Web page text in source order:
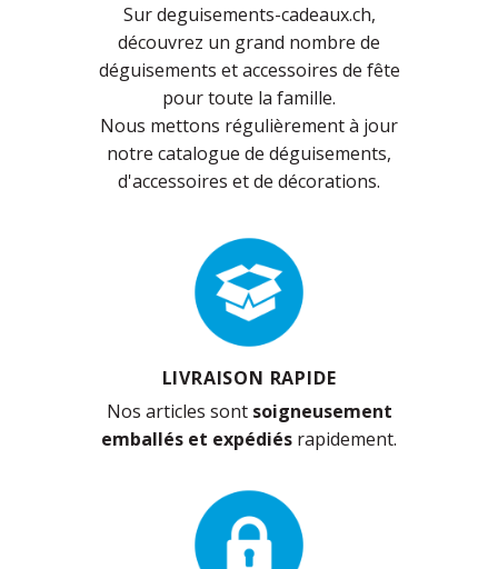
Sur deguisements-cadeaux.ch,
découvrez un grand nombre de
déguisements et accessoires de fête
pour toute la famille.
Nous mettons régulièrement à jour
notre catalogue de déguisements,
d'accessoires et de décorations.
LIVRAISON RAPIDE
Nos articles sont soigneusement
emballés et expédiés rapidement.